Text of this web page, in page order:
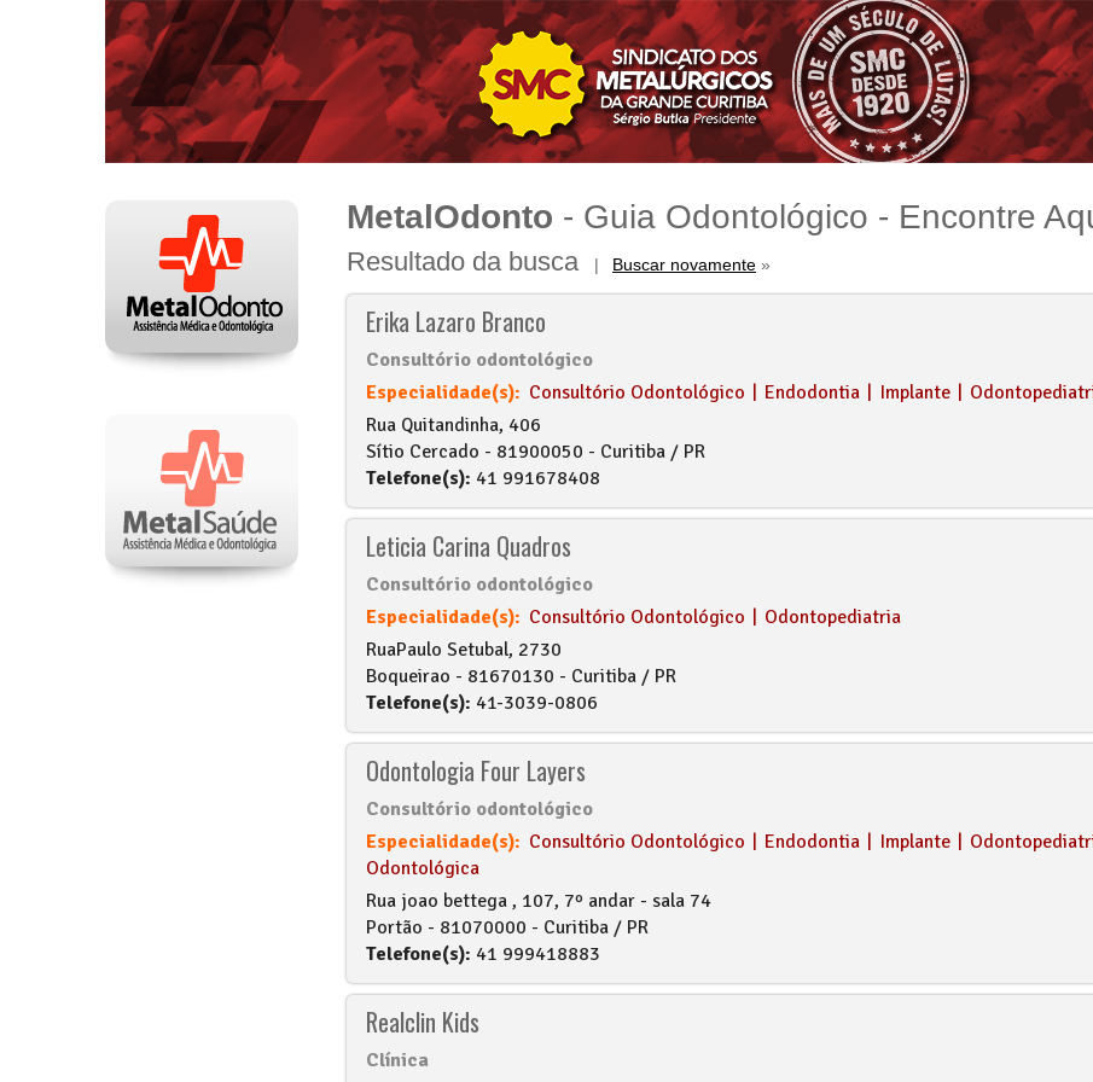
MetalOdonto - Guia Odontológico - Encontre
Resultado da busca | Buscar novamente »
Erika Lazaro Branco
Consultório odontológico
Especialidade(s): Consultório Odontológico Endodontia Implante
Rua Quitandinha, 406
Sítio Cercado - 81900050 - Curitiba / PR
Telefone(s): 41 991678408
Leticia Carina Quadros
Consultório odontológico
Especialidade(s): Consultório Odontológico
Odontopediatria
RuaPaulo Setubal, 2730
Boqueirao - 81670130 - Curitiba / PR
Telefone(s): 41-3039-0806
Odontologia Four Layers
Consultório odontológico
Especialidade(s): Consultório Odontológico Endodontia Implante
Odontológica
Rua joao bettega , 107, 7º andar - sala 74
Portão - 81070000 - Curitiba / PR
Telefone(s): 41 999418883
Realclin Kids
Clínica